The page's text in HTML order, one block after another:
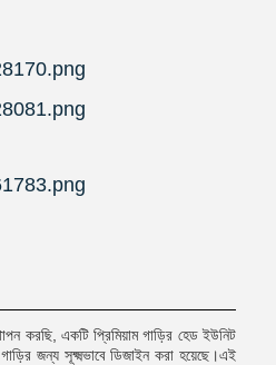
করছি, একটি প্রিমিয়াম গাড়ির হেড ইউনিট
গাড়ির জন্য সূক্ষ্মভাবে ডিজাইন করা হয়েছে।এই